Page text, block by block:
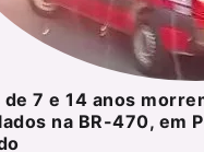
de 7 e 14 anos
na BR-470, em